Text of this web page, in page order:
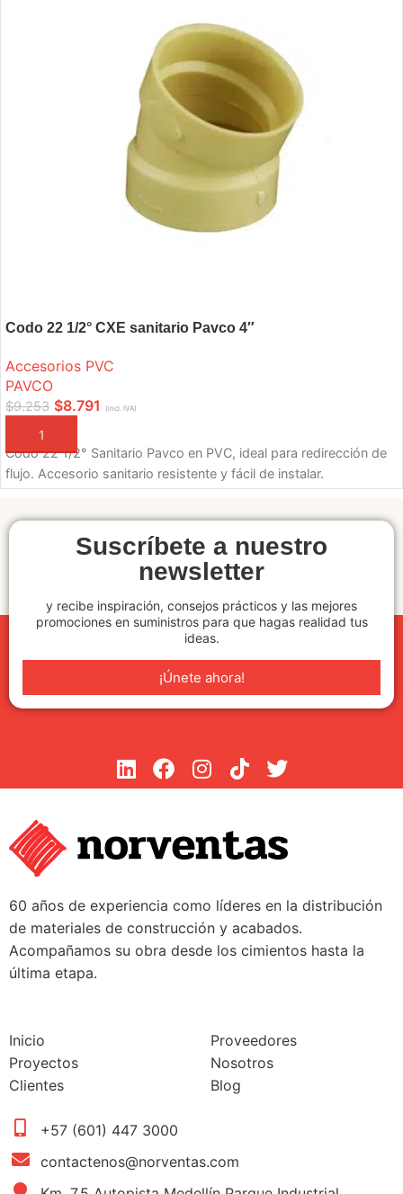
Codo 22 1/2° CXE sanitario Pavco 4″
Accesorios PVC
PAVCO
$9.253 $8.791 (incl. IVA)
AÑADIR A LA CESTA
Codo 22 1/2° Sanitario Pavco en PVC, ideal para redirección de
flujo. Accesorio sanitario resistente y fácil de instalar.
Suscríbete a nuestro
newsletter
y recibe inspiración, consejos prácticos y las mejores
promociones en suministros para que hagas realidad tus
ideas.
¡Únete ahora!
60 años de experiencia como líderes en la distribución
de materiales de construcción y acabados.
Acompañamos su obra desde los cimientos hasta la
última etapa.
Inicio
Proyectos
Clientes
Proveedores
Nosotros
Blog
+57 (601) 447 3000
contactenos@norventas.com